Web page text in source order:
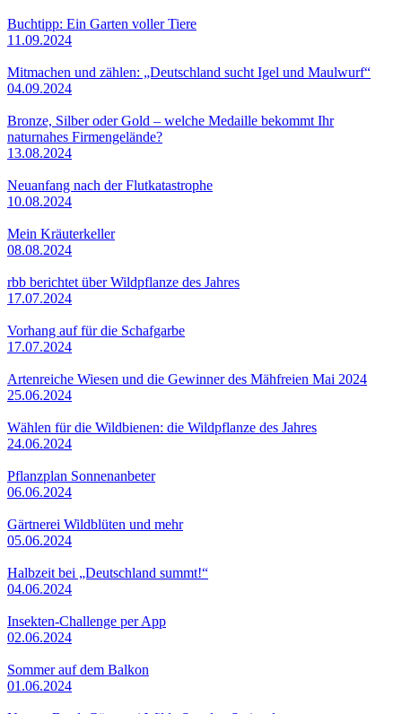
Buchtipp: Ein Garten voller Tiere
11.09.2024
Mitmachen und zählen: „Deutschland sucht Igel und Maulwurf“
04.09.2024
Bronze, Silber oder Gold – welche Medaille bekommt Ihr
naturnahes Firmengelände?
13.08.2024
Neuanfang nach der Flutkatastrophe
10.08.2024
Mein Kräuterkeller
08.08.2024
rbb berichtet über Wildpflanze des Jahres
17.07.2024
Vorhang auf für die Schafgarbe
17.07.2024
Artenreiche Wiesen und die Gewinner des Mähfreien Mai 2024
25.06.2024
Wählen für die Wildbienen: die Wildpflanze des Jahres
24.06.2024
Pflanzplan Sonnenanbeter
06.06.2024
Gärtnerei Wildblüten und mehr
05.06.2024
Halbzeit bei „Deutschland summt!“
04.06.2024
Insekten-Challenge per App
02.06.2024
Sommer auf dem Balkon
01.06.2024